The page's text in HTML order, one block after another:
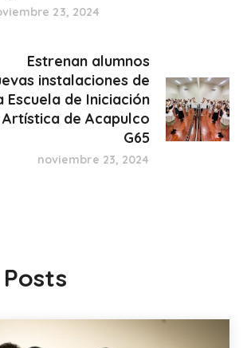
23, 2024
Estrenan alumnos
instalaciones de
Escuela de Iniciación
Artística de Acapulco
G65
noviembre 23, 2024